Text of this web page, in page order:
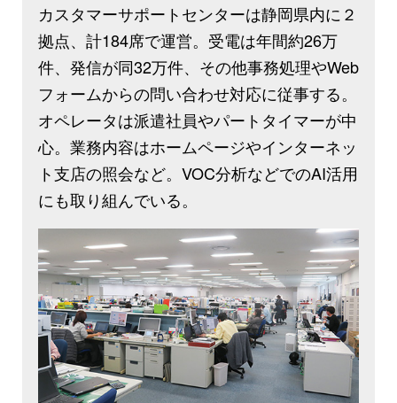
カスタマーサポートセンターは静岡県内に２
拠点、計184席で運営。受電は年間約26万
件、発信が同32万件、その他事務処理やWeb
フォームからの問い合わせ対応に従事する。
オペレータは派遣社員やパートタイマーが中
心。業務内容はホームページやインターネッ
ト支店の照会など。VOC分析などでのAI活用
にも取り組んでいる。